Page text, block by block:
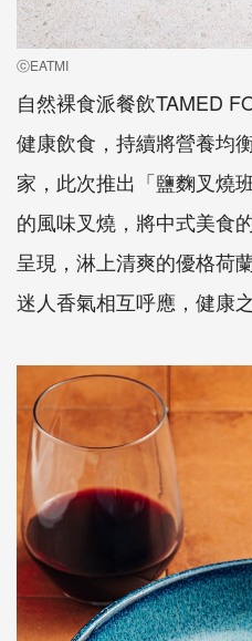
ⓒEATMI
自然裸食派餐飲TAMED
健康飲食，持續將營養均
家，此次推出「鹽麴叉燒
的風味叉燒，將中式美食
呈現，淋上清爽的優格荷
迷人香氣相互呼應，健康